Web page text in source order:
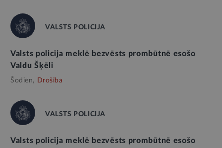
VALSTS POLICIJA
Valsts policija meklē bezvēsts prombūtnē esošo
Valdu Šķēli
Šodien, Drošība
VALSTS POLICIJA
Valsts policija meklē bezvēsts prombūtnē esošo